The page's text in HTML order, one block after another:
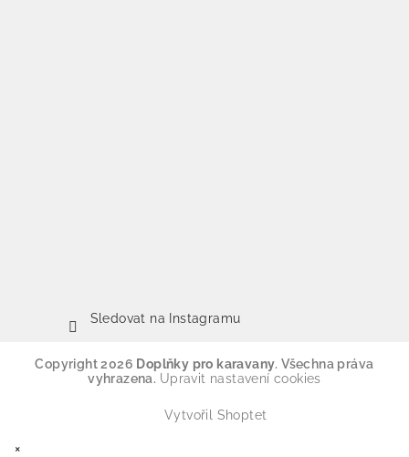
Sledovat na Instagramu
Copyright 2026 Doplňky pro karavany. Všechna práva
vyhrazena. Upravit nastavení cookies
Vytvořil Shoptet
×